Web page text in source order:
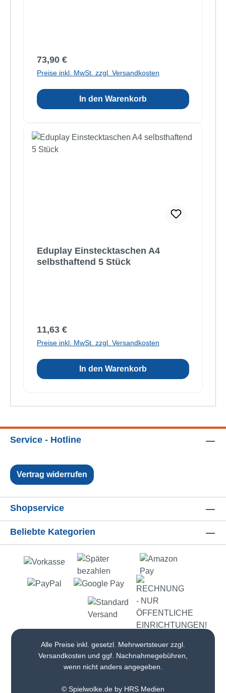
Regulärer Preis:
73,90 €
Preise inkl. MwSt. zzgl. Versandkosten
In den Warenkorb
Eduplay Einstecktaschen A4
selbsthaftend 5 Stück
Regulärer Preis:
11,63 €
Preise inkl. MwSt. zzgl. Versandkosten
In den Warenkorb
Service - Hotline
Vertrag widerrufen
Shopservice
Beliebte Kategorien
Alle Preise inkl. gesetzl. Mehrwertsteuer zzgl.
Versandkosten und ggf. Nachnahmegebühren,
wenn nicht anders angegeben.
© Spielwolke.de by HRS Medien